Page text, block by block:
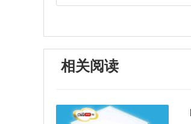
相关阅读